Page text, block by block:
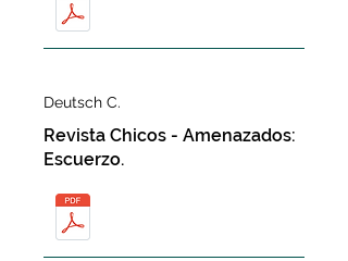
Deutsch C.
Revista Chicos - Amenazados:
Escuerzo.